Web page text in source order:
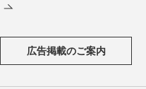
広告掲載のご案内